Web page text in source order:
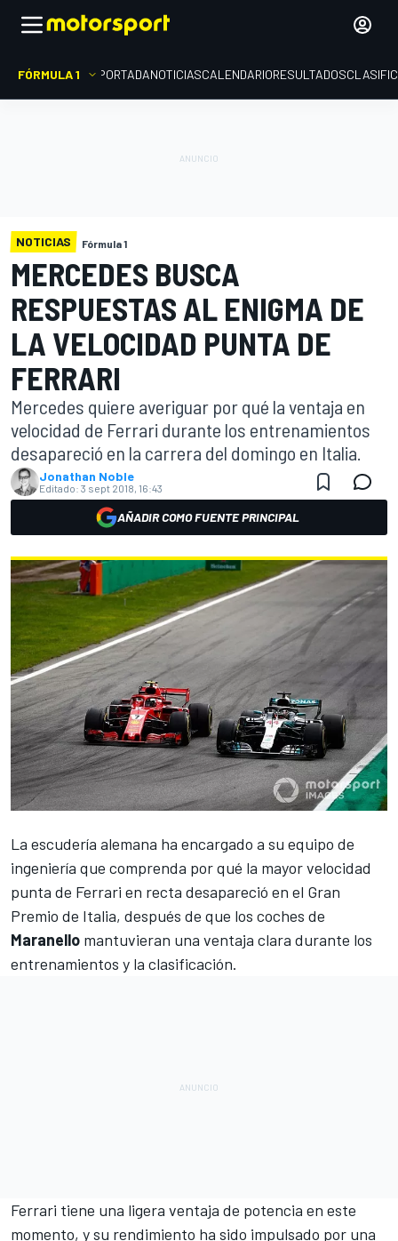
FÓRMULA 1 PORTADANOTICIASCALENDARIORESULTADOS
NOTICIAS Fórmula 1
MERCEDES BUSCA
RESPUESTAS AL ENIGMA DE
LA VELOCIDAD PUNTA DE
FERRARI
Mercedes quiere averiguar por qué la ventaja en
velocidad de Ferrari durante los entrenamientos
desapareció en la carrera del domingo en Italia.
Jonathan Noble
Editado: 3 sept 2018, 16:43
AÑADIR COMO FUENTE PRINCIPAL
La escudería alemana ha encargado a su equipo de
ingeniería que comprenda por qué la mayor velocidad
punta de Ferrari en recta desapareció en el Gran
Premio de Italia, después de que los coches de
Maranello mantuvieran una ventaja clara durante los
entrenamientos y la clasificación.
Ferrari tiene una ligera ventaja de potencia en este
momento, y su rendimiento ha sido impulsado por una